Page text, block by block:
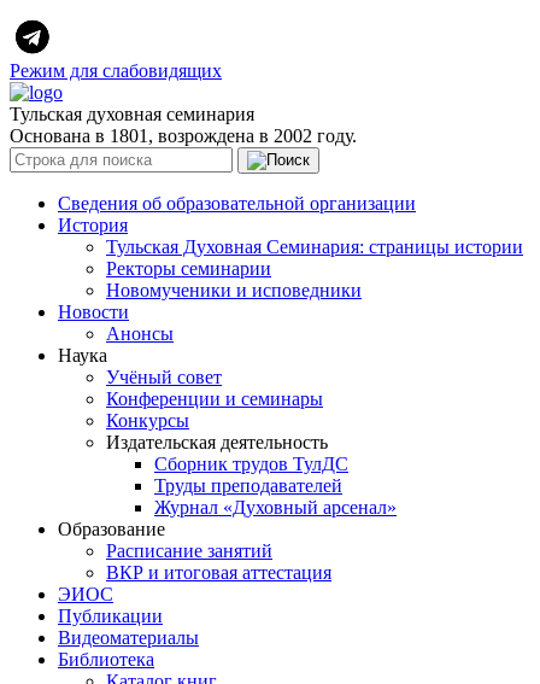
Режим для слабовидящих
Тульская духовная семинария
Основана в 1801, возрождена в 2002 году.
Сведения об образовательной организации
История
Тульская Духовная Семинария: страницы истории
Ректоры семинарии
Новомученики и исповедники
Новости
Анонсы
Наука
Учёный совет
Конференции и семинары
Конкурсы
Издательская деятельность
Сборник трудов ТулДС
Труды преподавателей
Журнал «Духовный арсенал»
Образование
Расписание занятий
ВКР и итоговая аттестация
ЭИОС
Публикации
Видеоматериалы
Библиотека